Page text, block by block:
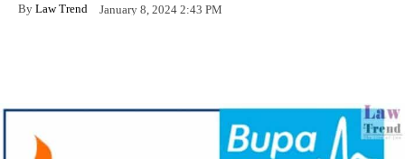
By Law Trend January 8, 2024 2:43 PM